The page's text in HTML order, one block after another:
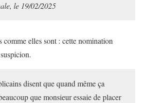
le 19/02/2025
comme elles sont : cette nomination
disent que quand même ça
que monsieur essaie de placer